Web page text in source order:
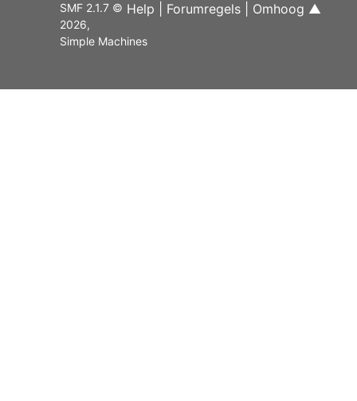
Help Forumregels Omhoog ▲
SMF 2.1.7 ©
2026,
Simple Machines